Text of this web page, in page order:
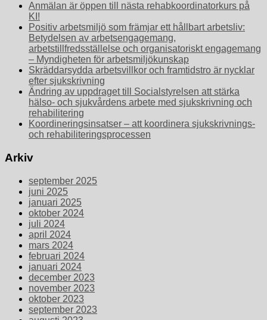
Anmälan är öppen till nästa rehabkoordinatorkurs på
KI!
Positiv arbetsmiljö som främjar ett hållbart arbetsliv:
Betydelsen av arbetsengagemang,
arbetstillfredsställelse och organisatoriskt engagemang
– Myndigheten för arbetsmiljökunskap
Skräddarsydda arbetsvillkor och framtidstro är nycklar
efter sjukskrivning
Ändring av uppdraget till Socialstyrelsen att stärka
hälso- och sjukvårdens arbete med sjukskrivning och
rehabilitering
Koordineringsinsatser – att koordinera sjukskrivnings-
och rehabiliteringsprocessen
Arkiv
september 2025
juni 2025
januari 2025
oktober 2024
juli 2024
april 2024
mars 2024
februari 2024
januari 2024
december 2023
november 2023
oktober 2023
september 2023